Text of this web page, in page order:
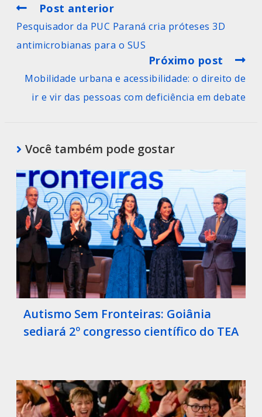
Post anterior
Pesquisador da PUC Paraná cria próteses 3D
antimicrobianas para o SUS
Próximo post
Mobilidade urbana e acessibilidade: o direito de
ir e vir das pessoas com deficiência em debate
Você também pode gostar
Autismo Sem Fronteiras: Goiânia
sediará 2º congresso científico do TEA